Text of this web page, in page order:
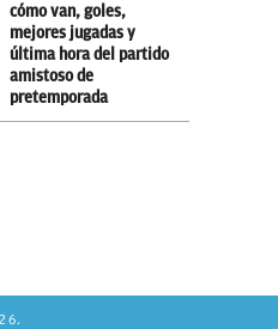
cómo van, goles,
mejores jugadas y
última hora del partido
amistoso de
pretemporada